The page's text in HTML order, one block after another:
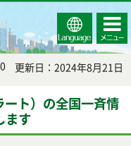
Select
Language
コンテ
ンツメ
ニュー
更新日：2024年8月21日
ト）の全国一斉情
ます